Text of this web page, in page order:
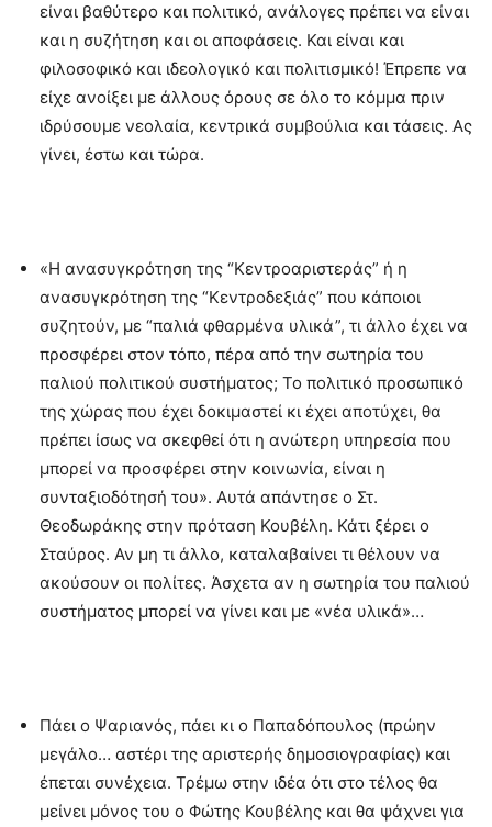
είναι βαθύτερο και πολιτικό, ανάλογες πρέπει να είναι
και η συζήτηση και οι αποφάσεις. Και είναι και
φιλοσοφικό και ιδεολογικό και πολιτισμικό! Έπρεπε να
είχε ανοίξει με άλλους όρους σε όλο το κόμμα πριν
ιδρύσουμε νεολαία, κεντρικά συμβούλια και τάσεις. Ας
γίνει, έστω και τώρα.
«Η ανασυγκρότηση της “Κεντροαριστεράς” ή η
ανασυγκρότηση της “Κεντροδεξιάς” που κάποιοι
συζητούν, με “παλιά φθαρμένα υλικά”, τι άλλο έχει να
προσφέρει στον τόπο, πέρα από την σωτηρία του
παλιού πολιτικού συστήματος; Το πολιτικό προσωπικό
της χώρας που έχει δοκιμαστεί κι έχει αποτύχει, θα
πρέπει ίσως να σκεφθεί ότι η ανώτερη υπηρεσία που
μπορεί να προσφέρει στην κοινωνία, είναι η
συνταξιοδότησή του». Αυτά απάντησε ο Στ.
Θεοδωράκης στην πρόταση Κουβέλη. Κάτι ξέρει ο
Σταύρος. Αν μη τι άλλο, καταλαβαίνει τι θέλουν να
ακούσουν οι πολίτες. Άσχετα αν η σωτηρία του παλιού
συστήματος μπορεί να γίνει και με «νέα υλικά»…
Πάει ο Ψαριανός, πάει κι ο Παπαδόπουλος (πρώην
μεγάλο… αστέρι της αριστερής δημοσιογραφίας) και
έπεται συνέχεια. Τρέμω στην ιδέα ότι στο τέλος θα
μείνει μόνος του ο Φώτης Κουβέλης και θα ψάχνει για